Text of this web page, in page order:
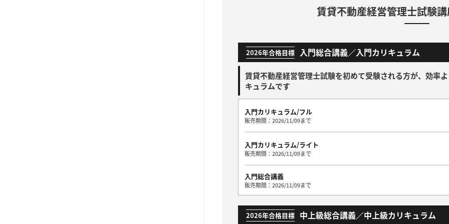
賃貸不動産経営管理士試験
2026年合格目標 入門総合講義／入門カリキュラム
賃貸不動産経営管理士試験を初めて受験される方が、効率
キュラムです
入門カリキュラム/フル
販売期間：2026/11/09まで
入門カリキュラム/ライト
販売期間：2026/11/09まで
入門総合講義
販売期間：2026/11/09まで
2026年合格目標 中上級総合講義／中上級カリキュラム